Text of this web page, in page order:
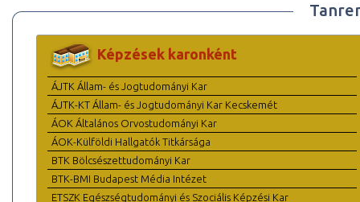
Képzések karonként
ÁJTK Állam- és Jogtudományi Kar
ÁJTK-KT Állam- és Jogtudományi Kar Kecskemét
ÁOK Általános Orvostudományi Kar
ÁOK-Külföldi Hallgatók Titkársága
BTK Bölcsészettudományi Kar
BTK-BMI Budapest Média Intézet
ETSZK Egészségtudományi és Szociális Képzési Kar